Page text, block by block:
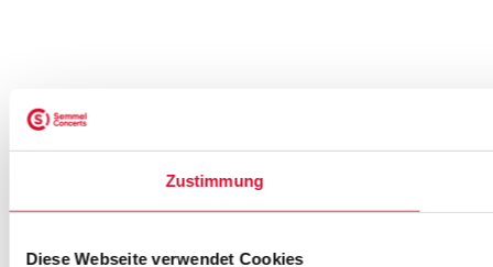
Zustimmung
Diese Webseite verwendet Cookies